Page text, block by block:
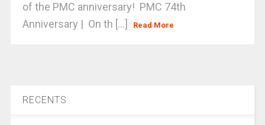
of the PMC anniversary! PMC 74th
Anniversary | On th [...]
Read More
RECENTS